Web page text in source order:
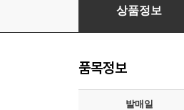
Rainbow - Rainbow
상품정보
품목정보
발매일